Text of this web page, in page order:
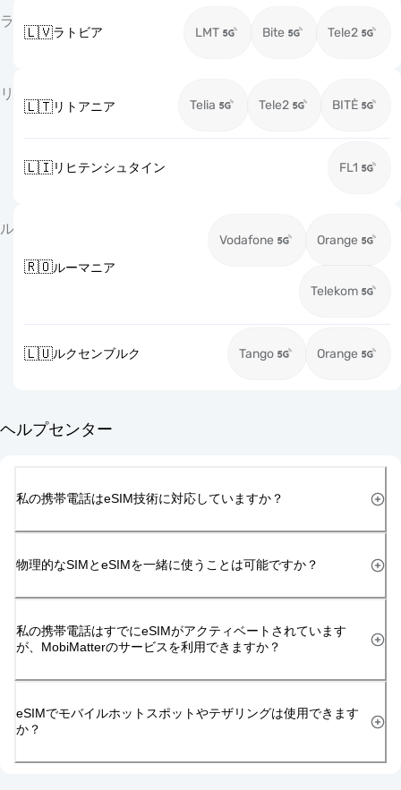
ラ
🇱🇻ラトビア LMT Bite Tele2
リ
🇱🇹リトアニア Telia Tele2 BITĖ
🇱🇮リヒテンシュタイン FL1
ル
🇷🇴ルーマニア
Vodafone Orange
Telekom
🇱🇺ルクセンブルク Tango Orange
ヘルプセンター
私の携帯電話はeSIM技術に対応していますか？
物理的なSIMとeSIMを一緒に使うことは可能ですか？
私の携帯電話はすでにeSIMがアクティベートされています
が、MobiMatterのサービスを利用できますか？
eSIMでモバイルホットスポットやテザリングは使用できます
か？